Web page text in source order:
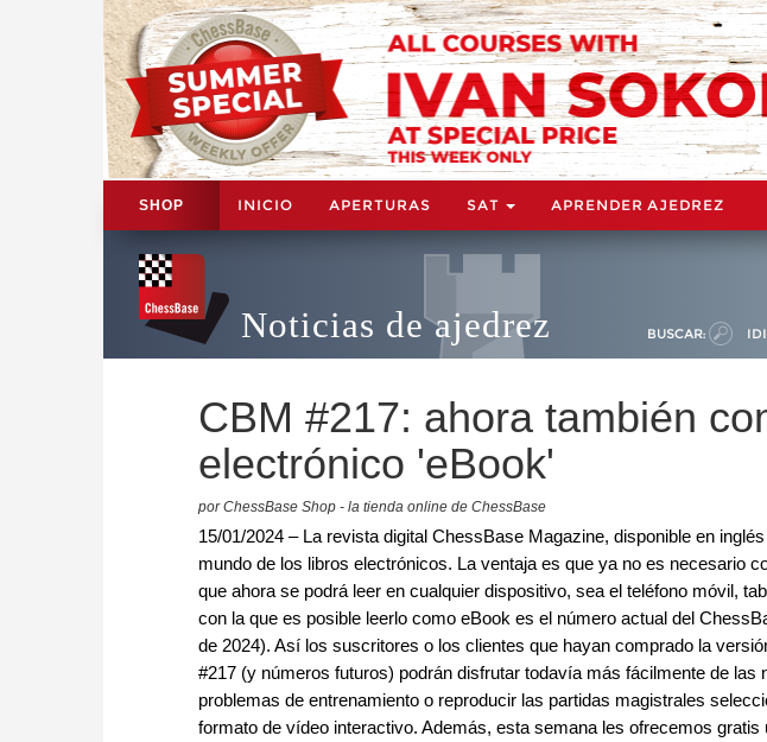
SHOP INICIO APERTURAS SAT APRENDER AJEDREZ
Noticias de ajedrez BUSCAR:
CBM #217: ahora también
electrónico 'eBook'
por ChessBase Shop - la tienda online de ChessBase
15/01/2024 – La revista digital ChessBase Magazine, disponible en
mundo de los libros electrónicos. La ventaja es que ya no es necesario
que ahora se podrá leer en cualquier dispositivo, sea el teléfono móvil,
con la que es posible leerlo como eBook es el número actual del
de 2024). Así los suscritores o los clientes que hayan comprado la
#217 (y números futuros) podrán disfrutar todavía más fácilmente de las
problemas de entrenamiento o reproducir las partidas magistrales
formato de vídeo interactivo. Además, esta semana les ofrecemos